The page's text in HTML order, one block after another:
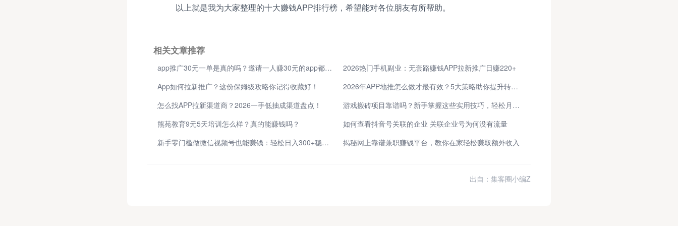
以上就是我为大家整理的十大赚钱APP排行榜，希望能对各位朋友有所帮助。
相关文章推荐
app推广30元一单是真的吗？邀请一人赚30元的app都有哪些？
2026热门手机副业：无套路赚钱APP拉新推广日赚220+
App如何拉新推广？这份保姆级攻略你记得收藏好！
2026年APP地推怎么做才最有效？5大策略助你提升转化率
怎么找APP拉新渠道商？2026一手低抽成渠道盘点！
游戏搬砖项目靠谱吗？新手掌握这些实用技巧，轻松月入3000+
熊苑教育9元5天培训怎么样？真的能赚钱吗？
如何查看抖音号关联的企业 关联企业号为何没有流量
新手零门槛做微信视频号也能赚钱：轻松日入300+稳定变现
揭秘网上靠谱兼职赚钱平台，教你在家轻松赚取额外收入
出自：集客圈小编Z